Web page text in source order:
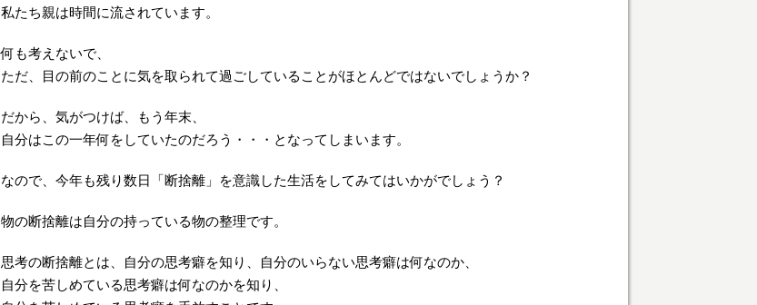
私たち親は時間に流されています。
何も考えないで、
ただ、目の前のことに気を取られて過ごしていることがほとんどではないでしょうか？
だから、気がつけば、もう年末、
自分はこの一年何をしていたのだろう・・・となってしまいます。
なので、今年も残り数日「断捨離」を意識した生活をしてみてはいかがでしょう？
物の断捨離は自分の持っている物の整理です。
思考の断捨離とは、自分の思考癖を知り、自分のいらない思考癖は何なのか、
自分を苦しめている思考癖は何なのかを知り、